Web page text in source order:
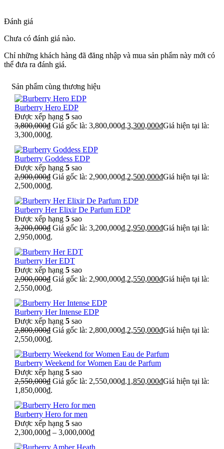
Đánh giá
Chưa có đánh giá nào.
Chỉ những khách hàng đã đăng nhập và mua sản phẩm này mới có
thể đưa ra đánh giá.
Sản phẩm cùng thương hiệu
Burberry Hero EDP
Được xếp hạng 5 sao
3,800,000₫ Giá gốc là: 3,800,000₫.3,300,000₫Giá hiện tại là:
3,300,000₫.
Burberry Goddess EDP
Được xếp hạng 5 sao
2,900,000₫ Giá gốc là: 2,900,000₫.2,500,000₫Giá hiện tại là:
2,500,000₫.
Burberry Her Elixir De Parfum EDP
Được xếp hạng 5 sao
3,200,000₫ Giá gốc là: 3,200,000₫.2,950,000₫Giá hiện tại là:
2,950,000₫.
Burberry Her EDT
Được xếp hạng 5 sao
2,900,000₫ Giá gốc là: 2,900,000₫.2,550,000₫Giá hiện tại là:
2,550,000₫.
Burberry Her Intense EDP
Được xếp hạng 5 sao
2,800,000₫ Giá gốc là: 2,800,000₫.2,550,000₫Giá hiện tại là:
2,550,000₫.
Burberry Weekend for Women Eau de Parfum
Được xếp hạng 5 sao
2,550,000₫ Giá gốc là: 2,550,000₫.1,850,000₫Giá hiện tại là:
1,850,000₫.
Burberry Hero for men
Được xếp hạng 5 sao
2,300,000₫ – 3,000,000₫